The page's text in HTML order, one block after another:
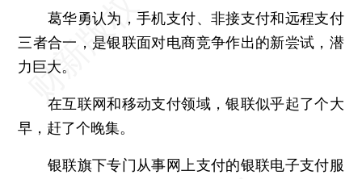
葛华勇认为，手机支付、非接支付和远程支付
三者合一，是银联面对电商竞争作出的新尝试，潜
力巨大。
在互联网和移动支付领域，银联似乎起了个大
早，赶了个晚集。
银联旗下专门从事网上支付的银联电子支付服